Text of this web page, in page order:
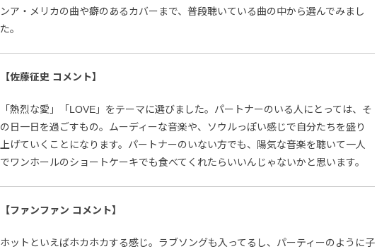
ンア・メリカの曲や癖のあるカバーまで、普段聴いている曲の中から選んでみまし
た。
【佐藤征史 コメント】
「熱烈な愛」「LOVE」をテーマに選びました。パートナーのいる人にとっては、そ
の日一日を過ごすもの。ムーディーな音楽や、ソウルっぽい感じで自分たちを盛り
上げていくことになります。パートナーのいない方でも、陽気な音楽を聴いて一人
でワンホールのショートケーキでも食べてくれたらいいんじゃないかと思います。
【ファンファン コメント】
ホットといえばホカホカする感じ。ラブソングも入ってるし、パーティーのように子